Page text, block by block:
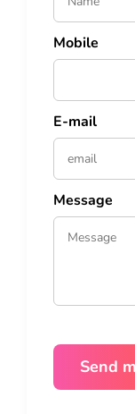
Mobile
E-mail
Message